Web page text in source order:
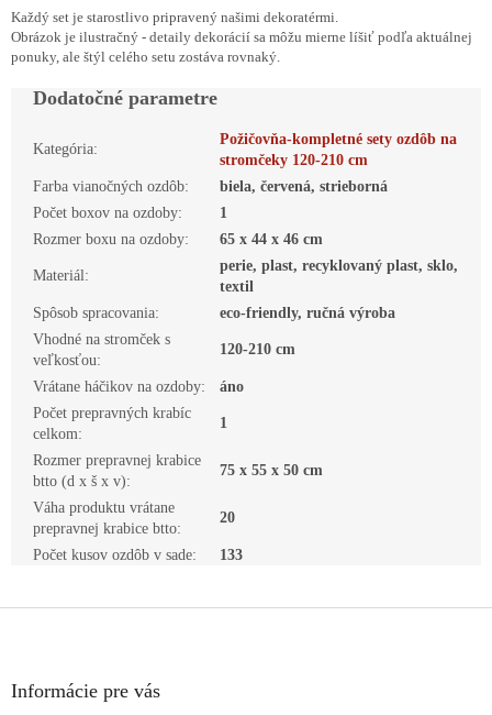
Každý set je starostlivo pripravený našimi dekoratérmi.
Obrázok je ilustračný - detaily dekorácií sa môžu mierne líšiť podľa aktuálnej
ponuky, ale štýl celého setu zostáva rovnaký.
Dodatočné parametre
Kategória:
Požičovňa-kompletné sety ozdôb na
stromčeky 120-210 cm
Farba vianočných ozdôb:
biela, červená, strieborná
Počet boxov na ozdoby:
1
Rozmer boxu na ozdoby: 65 x 44 x 46 cm
Materiál :
perie, plast, recyklovaný plast, sklo,
textil
Spôsob spracovania:
eco-friendly, ručná výroba
Vhodné na stromček s
veľkosťou:
120-210 cm
Vrátane háčikov na ozdoby:
áno
Počet prepravných krabíc
celkom:
1
Rozmer prepravnej krabice
btto (d x š x v):
75 x 55 x 50 cm
Váha produktu vrátane
prepravnej krabice btto:
20
Počet kusov ozdôb v sade: 133
Informácie pre vás